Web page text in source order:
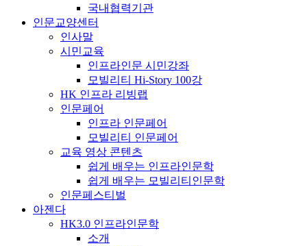
국내협력기관
인문교양센터
인사말
시민교육
인프라인문 시민강좌
모빌리티 Hi-Story 100강
HK 인프라 리빙랩
인문페어
인프라 인문페어
모빌리티 인문페어
교육 영상 콘텐츠
쉽게 배우는 인프라인문학
쉽게 배우는 모빌리티인문학
인문페스티벌
아젠다
HK3.0 인프라인문학
소개